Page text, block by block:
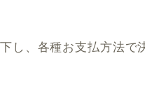
し、各種お支払方法で